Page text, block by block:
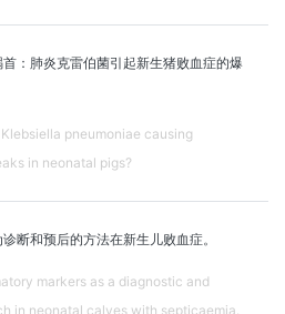
：肺炎克雷伯菌引起新生猪败血症的爆
pneumoniae causing
in neonatal pigs?
断和预后的方法在新生儿败血症。
markers as a diagnostic and
in neonatal calves with septicaemia.